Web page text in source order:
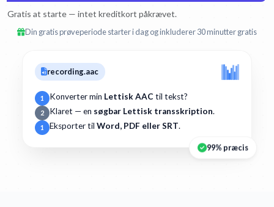
Gratis at starte — intet kreditkort påkrævet.
Din gratis prøveperiode starter i dag og inkluderer 30 minutter gratis
recording.aac
1 Konverter min Lettisk AAC til tekst?
2 Klaret — en søgbar Lettisk transskription.
1 Eksporter til Word, PDF eller SRT.
99% præcis